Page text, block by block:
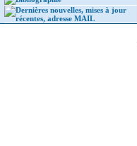
Dernières nouvelles, mises à jour
récentes, adresse MAIL